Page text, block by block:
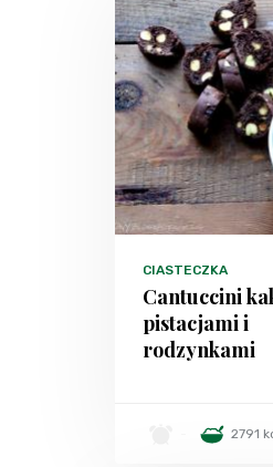
CIASTECZKA
Cantuccini
pistacjami i
rodzynkami
2791